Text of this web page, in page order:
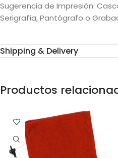
Sugerencia de Impresión:
Serigrafía, Pantógrafo o
Shipping & Delivery
Productos